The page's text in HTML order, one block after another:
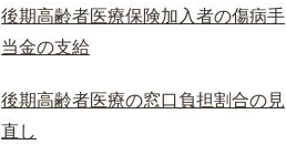
後期高齢者医療保険加入者の傷病手
当金の支給
後期高齢者医療の窓口負担割合の見
直し